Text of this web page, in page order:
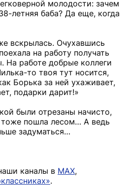
молодости: зачем
летняя баба? Да еще, когда
вскрылась. Очухавшись
на работу получать
На работе добрые коллеги
то твоя тут носится,
Борька за ней ухаживает,
подарки дарит!»
были отрезаны начисто,
тоже пошла лесом… А ведь
задуматься…
каналы в MAX,
.